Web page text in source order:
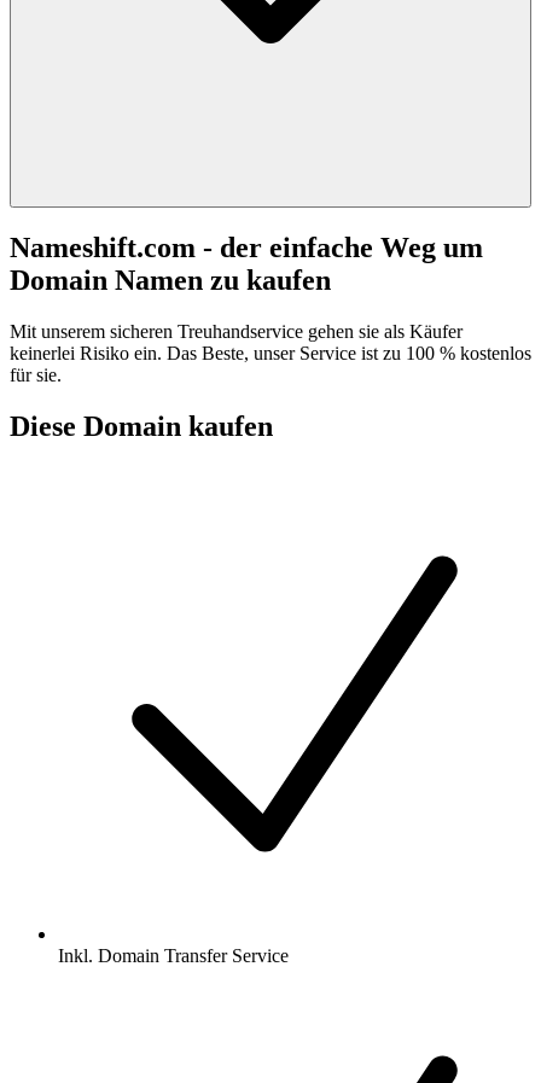
Nameshift.com - der einfache Weg um
Domain Namen zu kaufen
Mit unserem sicheren Treuhandservice gehen sie als Käufer
keinerlei Risiko ein. Das Beste, unser Service ist zu 100 % kostenlos
für sie.
Diese Domain kaufen
Inkl. Domain Transfer Service